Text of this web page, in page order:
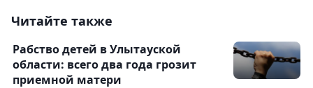
Читайте также
Рабство детей в Улытауской
области: всего два года грозит
приемной матери